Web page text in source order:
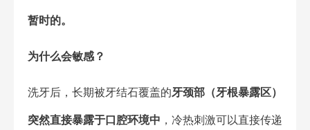
暂时的。
为什么会敏感？
洗牙后，长期被牙结石覆盖的牙颈部（牙根暴露区）
突然直接暴露于口腔环境中 ，冷热刺激可以直接传递